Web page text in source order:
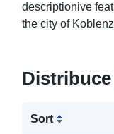
descriptionive
the city of
Distribuce
Sort